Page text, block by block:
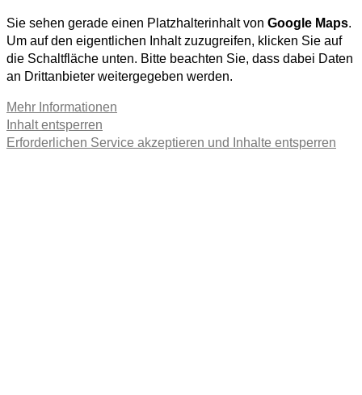
Sie sehen gerade einen Platzhalterinhalt von Google Maps.
Um auf den eigentlichen Inhalt zuzugreifen, klicken Sie auf
die Schaltfläche unten. Bitte beachten Sie, dass dabei Daten
an Drittanbieter weitergegeben werden.
Mehr Informationen
Inhalt entsperren
Erforderlichen Service akzeptieren und Inhalte entsperren